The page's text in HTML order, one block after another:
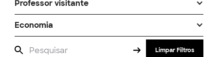
Professor visitante
Economia
Limpar Filtros